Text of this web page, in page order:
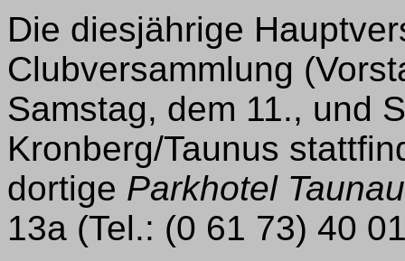
Die diesjährige
Clubversammlung
Samstag, dem 11., und
Kronberg/Taunus
dortige Parkhotel
13a (Tel.: (0 61 73) 40